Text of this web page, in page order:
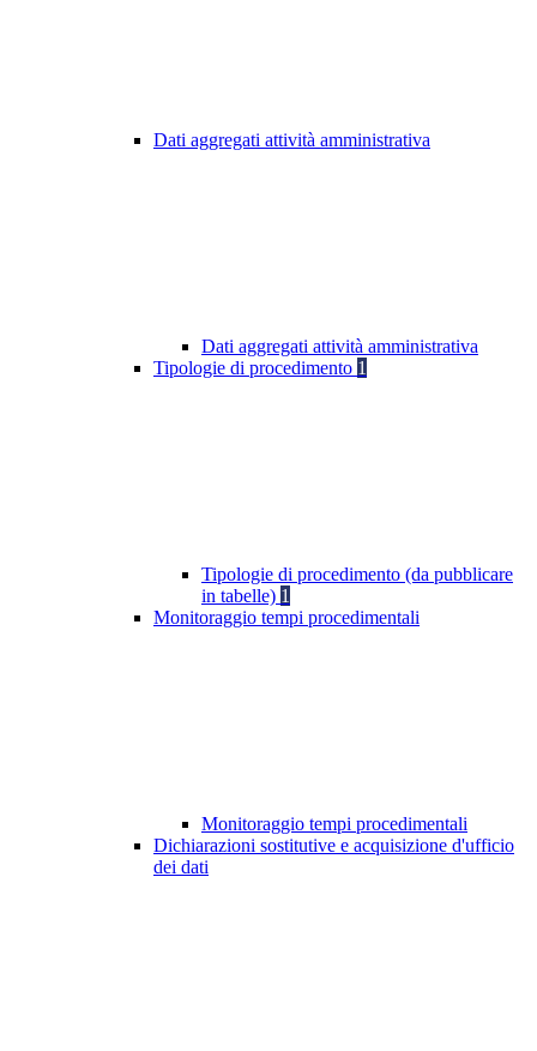
Dati aggregati attività amministrativa
Dati aggregati attività amministrativa
Tipologie di procedimento 1
Tipologie di procedimento (da pubblicare
in tabelle) 1
Monitoraggio tempi procedimentali
Monitoraggio tempi procedimentali
Dichiarazioni sostitutive e acquisizione d'ufficio
dei dati